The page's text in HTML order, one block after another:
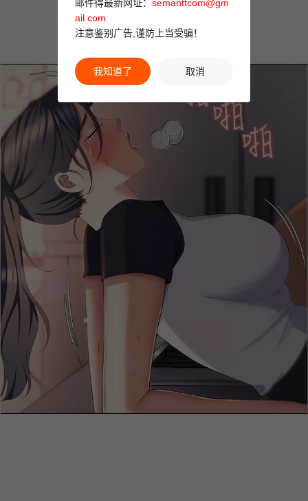
邮件得最新网址： semanttcom@gm
ail.com
注意鉴别广告,谨防上当受骗！
我知道了 取消